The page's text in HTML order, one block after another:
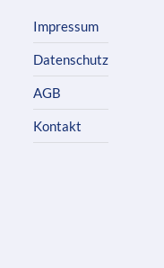
Impressum
Datenschutz
AGB
Kontakt